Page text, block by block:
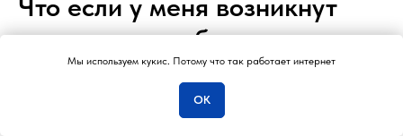
вопросы по работе ваших
сотрудников?
Отвечу на вопросы…
Мы используем кукис. Потому что так работает интернет
ОК